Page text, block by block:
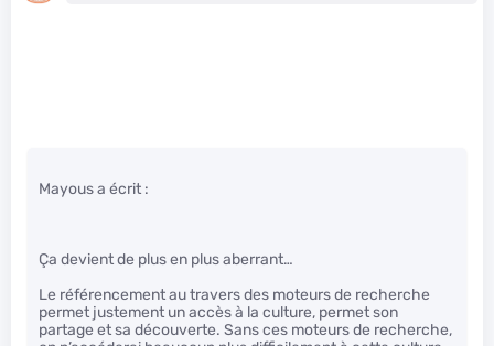
Mayous a écrit :
Ça devient de plus en plus aberrant…
Le référencement au travers des moteurs de recherche
permet justement un accès à la culture, permet son
partage et sa découverte. Sans ces moteurs de recherche,